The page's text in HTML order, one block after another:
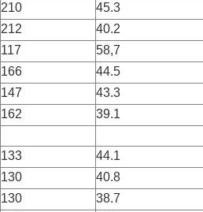
210 45.3
212 40.2
117 58,7
166 44.5
147 43.3
162 39.1
133 44.1
130 40.8
130 38.7